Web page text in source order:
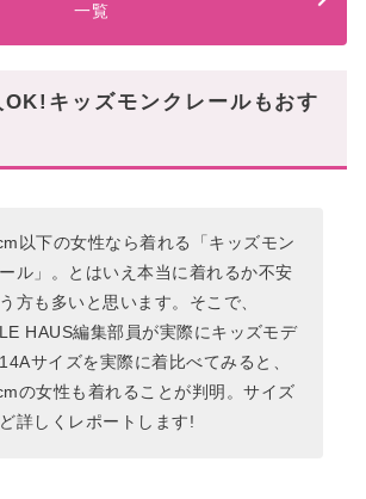
一覧
OK!キッズモンクレールもおす
以下の女性なら着れる「キッズモン
ル」。とはいえ本当に着れるか不安
方も多いと思います。そこで、
HAUS編集部員が実際にキッズモデ
サイズを実際に着比べてみると、
の女性も着れることが判明。サイズ
詳しくレポートします!